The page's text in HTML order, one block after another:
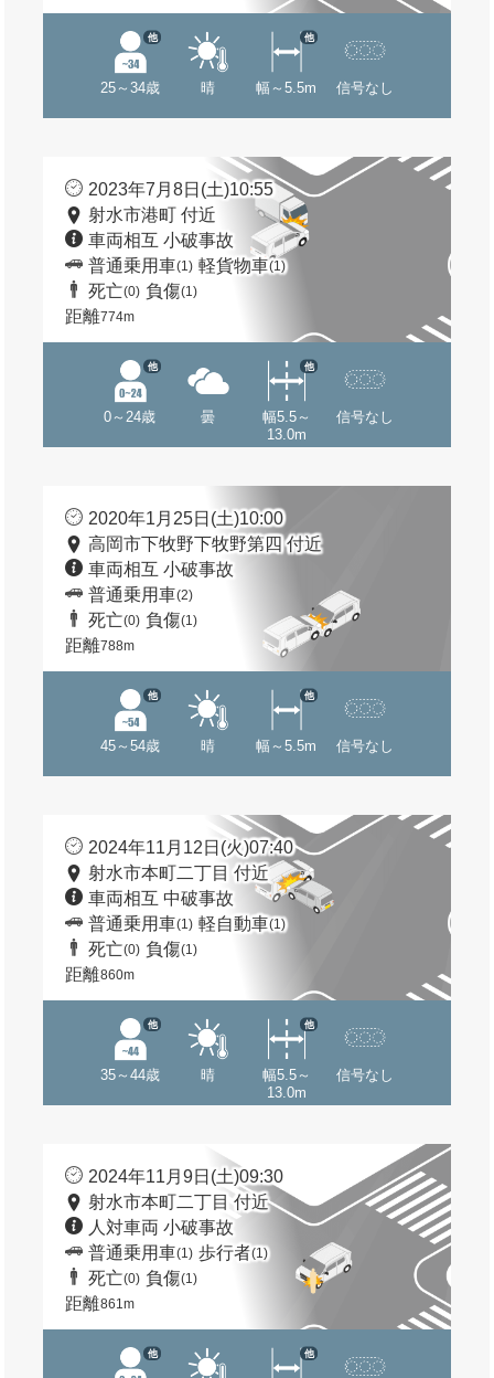
25～34歳
他
晴 幅～5.5m
他
信号なし
2023年7月8日(土)10:55
射水市港町 付近
車両相互 小破事故
普通乗用車(1) 軽貨物車(1)
死亡(0) 負傷(1)
距離774m
0～24歳
他
曇
幅5.5～
13.0m
他
信号なし
2020年1月25日(土)10:00
高岡市下牧野下牧野第四 付近
車両相互 小破事故
普通乗用車(2)
死亡(0) 負傷(1)
距離788m
45～54歳
他
晴 幅～5.5m
他
信号なし
2024年11月12日(火)07:40
射水市本町二丁目 付近
車両相互 中破事故
普通乗用車(1) 軽自動車(1)
死亡(0) 負傷(1)
距離860m
35～44歳
他
晴
幅5.5～
13.0m
他
信号なし
2024年11月9日(土)09:30
射水市本町二丁目 付近
人対車両 小破事故
普通乗用車(1) 歩行者(1)
死亡(0) 負傷(1)
距離861m
他 他